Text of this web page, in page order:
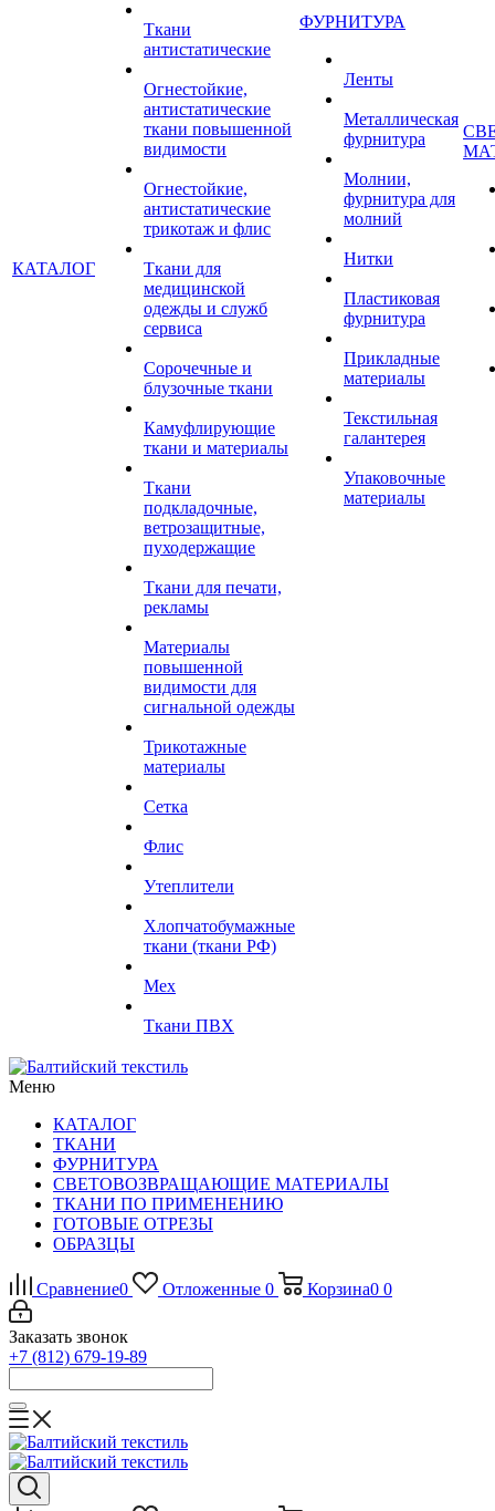
КАТАЛОГ
Ткани
антистатические
Огнестойкие,
антистатические
ткани повышенной
видимости
Огнестойкие,
антистатические
трикотаж и флис
Ткани для
медицинской
одежды и служб
сервиса
Сорочечные и
блузочные ткани
Камуфлирующие
ткани и материалы
Ткани
подкладочные,
ветрозащитные,
пуходержащие
Ткани для печати,
рекламы
Материалы
повышенной
видимости для
сигнальной одежды
Трикотажные
материалы
Сетка
Флис
Утеплители
Хлопчатобумажные
ткани (ткани РФ)
Мех
Ткани ПВХ
ФУРНИТУРА
Ленты
Металлическая
фурнитура
Молнии,
фурнитура для
молний
Нитки
Пластиковая
фурнитура
Прикладные
материалы
Текстильная
галантерея
Упаковочные
материалы
Меню
КАТАЛОГ
ТКАНИ
ФУРНИТУРА
СВЕТОВОЗВРАЩАЮЩИЕ МАТЕРИАЛЫ
ТКАНИ ПО ПРИМЕНЕНИЮ
ГОТОВЫЕ ОТРЕЗЫ
ОБРАЗЦЫ
Сравнение0 Отложенные 0 Корзина0 0
Заказать звонок
+7 (812) 679-19-89